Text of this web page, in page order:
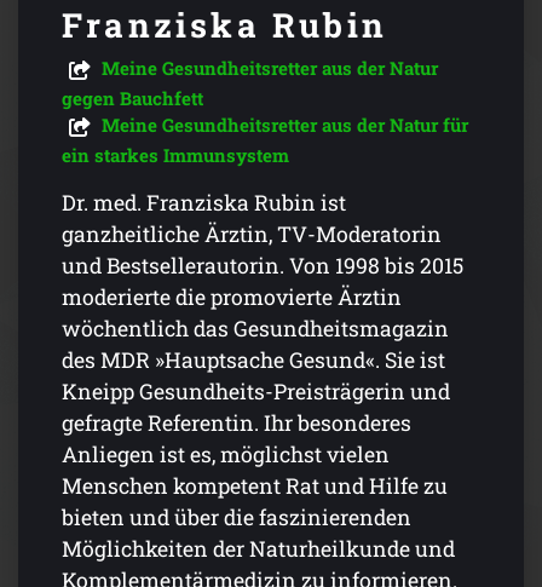
Franziska Rubin
Meine Gesundheitsretter aus der Natur
gegen Bauchfett
Meine Gesundheitsretter aus der Natur für
ein starkes Immunsystem
Dr. med. Franziska Rubin ist
ganzheitliche Ärztin, TV-Moderatorin
und Bestsellerautorin. Von 1998 bis 2015
moderierte die promovierte Ärztin
wöchentlich das Gesundheitsmagazin
des MDR »Hauptsache Gesund«. Sie ist
Kneipp Gesundheits-Preisträgerin und
gefragte Referentin. Ihr besonderes
Anliegen ist es, möglichst vielen
Menschen kompetent Rat und Hilfe zu
bieten und über die faszinierenden
Möglichkeiten der Naturheilkunde und
Komplementärmedizin zu informieren.